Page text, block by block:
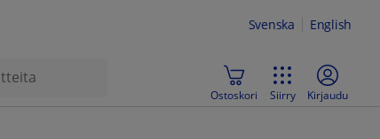
Svenska English
Ostoskori Siirry Kirjaudu